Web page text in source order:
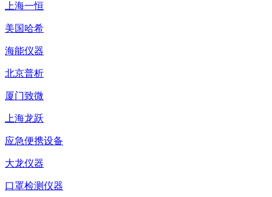
上海一恒
美国哈希
海能仪器
北京普析
厦门致微
上海龙跃
应急便携设备
大龙仪器
口罩检测仪器